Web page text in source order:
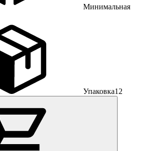
Минимальная
Упаковка12